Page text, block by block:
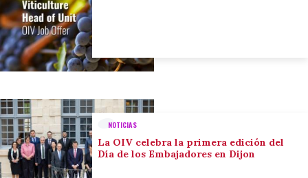
NOTICIAS
La OIV celebra la primera edición del
Día de los Embajadores en Dijon